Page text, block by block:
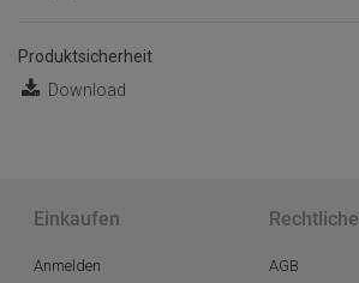
Produktsicherheit
Download
Einkaufen
Anmelden
AGB